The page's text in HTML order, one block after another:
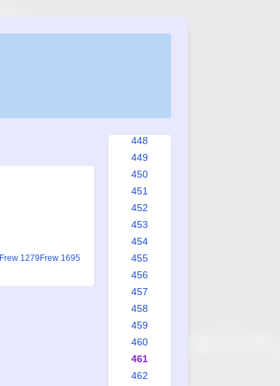
Frew 1279 Frew 1695
448
449
450
451
452
453
454
455
456
457
458
459
460
461
462